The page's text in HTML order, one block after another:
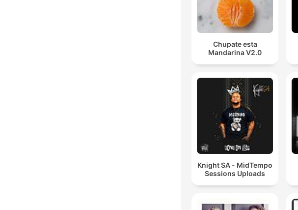
Chupate esta
Mandarina V2.0
Knight SA - MidTempo
Sessions Uploads